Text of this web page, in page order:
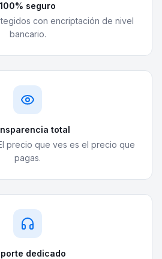
100% seguro
con encriptación de nivel
bancario.
total
precio que ves es el precio que
pagas.
dedicado